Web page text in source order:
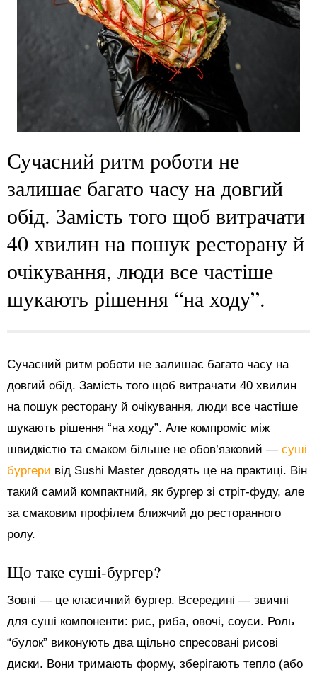
Сучасний ритм роботи не
залишає багато часу на довгий
обід. Замість того щоб витрачати
40 хвилин на пошук ресторану й
очікування, люди все частіше
шукають рішення “на ходу”.
Сучасний ритм роботи не залишає багато часу на
довгий обід. Замість того щоб витрачати 40 хвилин
на пошук ресторану й очікування, люди все частіше
шукають рішення “на ходу”. Але компроміс між
швидкістю та смаком більше не обов’язковий — суші
бургери від Sushi Master доводять це на практиці. Він
такий самий компактний, як бургер зі стріт-фуду, але
за смаковим профілем ближчий до ресторанного
ролу.
Що таке суші-бургер?
Зовні — це класичний бургер. Всередині — звичні
для суші компоненти: рис, риба, овочі, соуси. Роль
“булок” виконують два щільно спресовані рисові
диски. Вони тримають форму, зберігають тепло (або